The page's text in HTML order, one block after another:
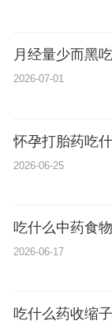
月经量少而黑
2026-07-01
怀孕打胎药吃
2026-06-25
吃什么中药食
2026-06-17
吃什么药收缩